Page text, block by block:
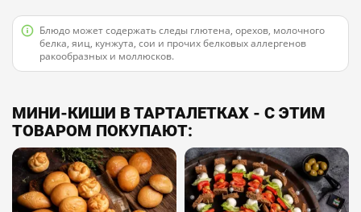
Блюдо может содержать следы глютена, орехов, молочного
белка, яиц, кунжута, сои и прочих белковых аллергенов
ракообразных и моллюсков.
МИНИ-КИШИ В ТАРТАЛЕТКАХ - С ЭТИМ
ТОВАРОМ ПОКУПАЮТ: